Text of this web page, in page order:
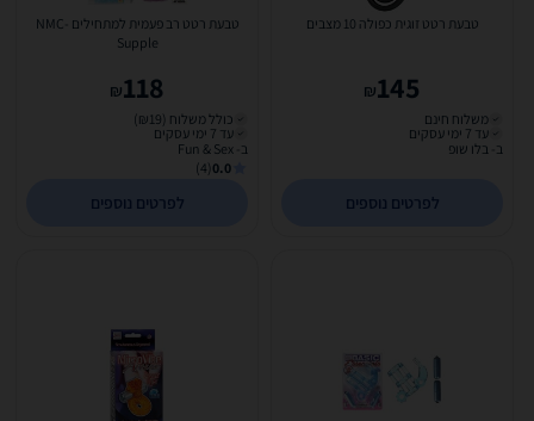
טבעת רטט זוגית כפולה 10 מצבים
145
₪
משלוח חינם
עד 7 ימי עסקים
ב- בלו שופ
לפרטים נוספים
טבעת רטט רב פעמית למתחילים NMC-
Supple
118
₪
כולל משלוח (₪19)
עד 7 ימי עסקים
ב- Fun & Sex
0.0
(4)
לפרטים נוספים